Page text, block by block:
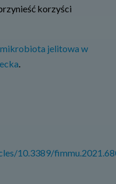
korzyści
mikrobiota jelitowa w
.
10.3389/